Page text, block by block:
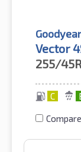
Goodyear
Vector
255/
C